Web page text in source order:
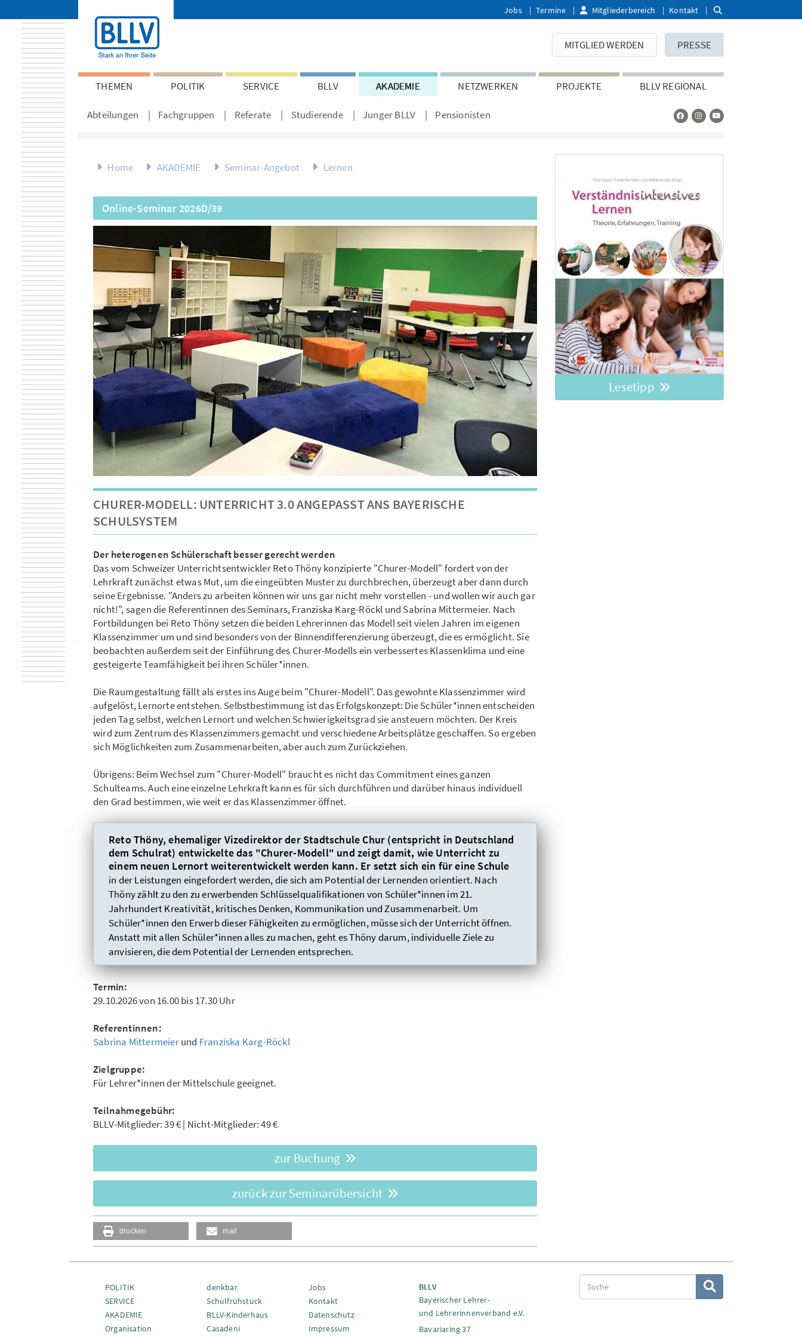
Jobs Termine Mitgliederbereich Kontakt
MITGLIED WERDEN PRESSE
THEMEN POLITIK SERVICE BLLV AKADEMIE NETZWERKEN PROJEKTE BLLV REGIONAL
Abteilungen Fachgruppen Referate Studierende Junger BLLV Pensionisten
Home AKADEMIE Seminar-Angebot Lernen
Online-Seminar 2026D/39
CHURER-MODELL: UNTERRICHT 3.0 ANGEPASST ANS BAYERISCHE
SCHULSYSTEM
Der heterogenen Schülerschaft besser gerecht werden
Das vom Schweizer Unterrichtsentwickler Reto Thöny konzipierte "Churer-Modell" fordert von der
Lehrkraft zunächst etwas Mut, um die eingeübten Muster zu durchbrechen, überzeugt aber dann durch
seine Ergebnisse. "Anders zu arbeiten können wir uns gar nicht mehr vorstellen - und wollen wir auch gar
nicht!", sagen die Referentinnen des Seminars, Franziska Karg-Röckl und Sabrina Mittermeier. Nach
Fortbildungen bei Reto Thöny setzen die beiden Lehrerinnen das Modell seit vielen Jahren im eigenen
Klassenzimmer um und sind besonders von der Binnendifferenzierung überzeugt, die es ermöglicht. Sie
beobachten außerdem seit der Einführung des Churer-Modells ein verbessertes Klassenklima und eine
gesteigerte Teamfähigkeit bei ihren Schüler*innen.
Die Raumgestaltung fällt als erstes ins Auge beim "Churer-Modell". Das gewohnte Klassenzimmer wird
aufgelöst, Lernorte entstehen. Selbstbestimmung ist das Erfolgskonzept: Die Schüler*innen entscheiden
jeden Tag selbst, welchen Lernort und welchen Schwierigkeitsgrad sie ansteuern möchten. Der Kreis
wird zum Zentrum des Klassenzimmers gemacht und verschiedene Arbeitsplätze geschaffen. So ergeben
sich Möglichkeiten zum Zusammenarbeiten, aber auch zum Zurückziehen.
Übrigens: Beim Wechsel zum "Churer-Modell" braucht es nicht das Commitment eines ganzen
Schulteams. Auch eine einzelne Lehrkraft kann es für sich durchführen und darüber hinaus individuell
den Grad bestimmen, wie weit er das Klassenzimmer öffnet.
Reto Thöny, ehemaliger Vizedirektor der Stadtschule Chur (entspricht in Deutschland
dem Schulrat) entwickelte das "Churer-Modell" und zeigt damit, wie Unterricht zu
einem neuen Lernort weiterentwickelt werden kann. Er setzt sich ein für eine Schule
in der Leistungen eingefordert werden, die sich am Potential der Lernenden orientiert. Nach
Thöny zählt zu den zu erwerbenden Schlüsselqualifikationen von Schüler*innen im 21.
Jahrhundert Kreativität, kritisches Denken, Kommunikation und Zusammenarbeit. Um
Schüler*innen den Erwerb dieser Fähigkeiten zu ermöglichen, müsse sich der Unterricht öffnen.
Anstatt mit allen Schüler*innen alles zu machen, geht es Thöny darum, individuelle Ziele zu
anvisieren, die dem Potential der Lernenden entsprechen.
Termin:
29.10.2026 von 16.00 bis 17.30 Uhr
Referentinnen:
Sabrina Mittermeierund Franziska Karg-Röckl
Zielgruppe:
Für Lehrer*innen der Mittelschule geeignet.
Teilnahmegebühr:
BLLV-Mitglieder: 39 € | Nicht-Mitglieder: 49 €
zur Buchung
zurück zur Seminarübersicht
drucken mail
Lesetipp
POLITIK
SERVICE
AKADEMIE
Organisation
denkbar
Schulfrühstück
BLLV-Kinderhaus
Casadeni
Jobs
Kontakt
Datenschutz
Impressum
BLLV
Bayerischer Lehrer-
und Lehrerinnenverband e.V.
Bavariaring 37